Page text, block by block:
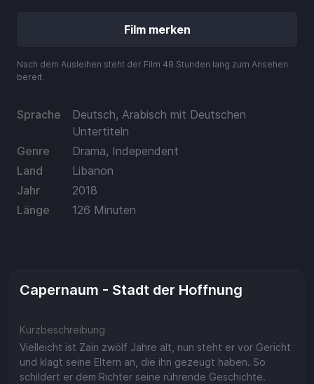
Aufladen
Nach dem Ausleihen steht der Film 48 Stunden lang zum Ansehen
bereit.
Sprache
Deutsch, Arabisch mit Deutschen
Untertiteln
Genre
Drama, Independent
Land
Libanon
Jahr
2018
Länge
126 Minuten
Capernaum - Stadt der Hoffnung
Kurzbeschreibung
Vielleicht ist Zain zwölf Jahre alt, nun steht er vor Gericht
und klagt seine Eltern an, die ihn gezeugt haben. So
schildert er dem Richter seine rührende Geschichte.